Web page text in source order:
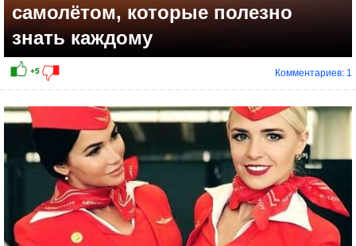
самолётом, которые полезно
знать каждому
Комментариев: 1